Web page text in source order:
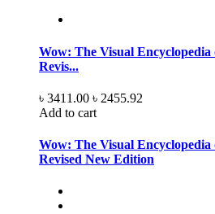
Wow: The Visual
Revis...
৳ 3411.00 ৳ 2455.92
Add to cart
Wow: The Visual
Revised New Edition